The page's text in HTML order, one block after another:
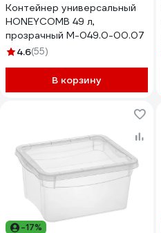
Контейнер универсальный
HONEYCOMB 49 л,
прозрачный M-049.0-00.07
4.6(55)
В корзину
-17%